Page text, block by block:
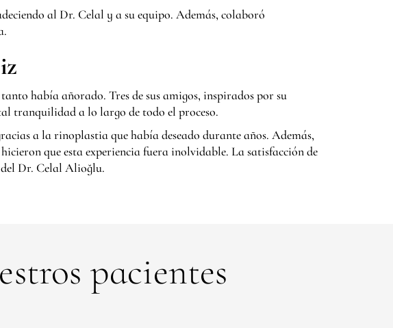
al Dr. Celal y a su equipo. Además, colaboró
había añorado. Tres de sus amigos, inspirados por su
tranquilidad a lo largo de todo el proceso.
a la rinoplastia que había deseado durante años. Además,
que esta experiencia fuera inolvidable. La satisfacción de
del Dr. Celal Alioğlu.
pacientes